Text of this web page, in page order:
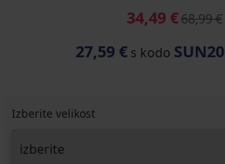
34,49 €68,99 €
27,59 €s kodo SUN20
Izberite velikost